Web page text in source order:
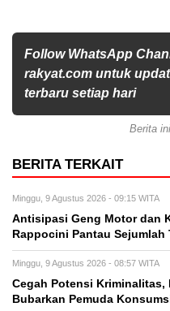
Follow WhatsApp
rakyat.com untuk
terbaru setiap hari
Berita
BERITA TERKAIT
Minggu, 9 Agustus 2026 - 09:15 WITA
Antisipasi Geng Motor dan
Rappocini Pantau Sejumlah
Minggu, 9 Agustus 2026 - 08:57 WITA
Cegah Potensi
Bubarkan Pemuda